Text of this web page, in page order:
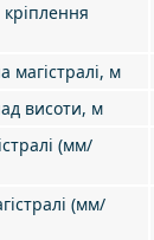
м
висоти, м
(мм/
(мм/